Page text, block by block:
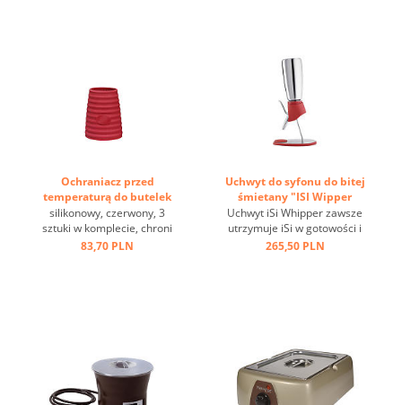
Ochraniacz przed
temperaturą do butelek
na bitą śmietanę ...
silikonowy, czerwony, 3
sztuki w komplecie, chroni
dłonie przed temperaturą ...
83,70 PLN
Uchwyt do syfonu do bitej
śmietany "ISI Wipper
Holder" ...
Uchwyt iSi Whipper zawsze
utrzymuje iSi w gotowości i
zapewnia szybką i łatwą
265,50 PLN